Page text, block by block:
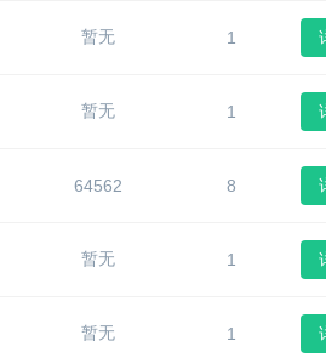
暂无 1
暂无 1
64562 8
暂无 1
暂无 1